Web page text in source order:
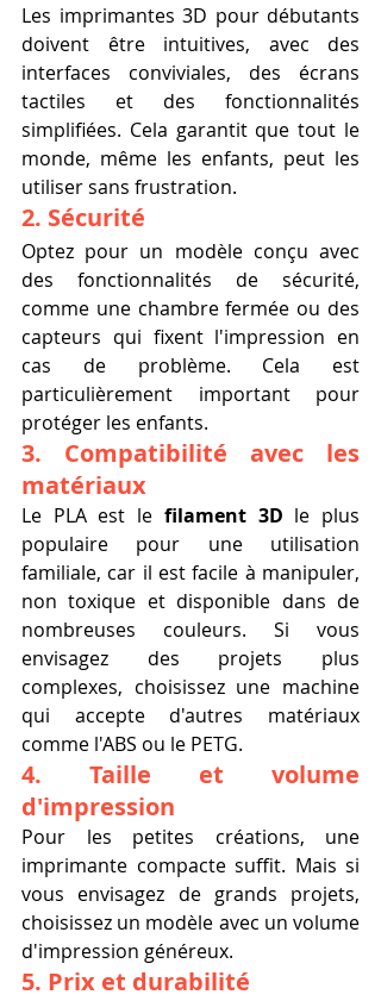
Les imprimantes 3D pour débutants
doivent être intuitives, avec des
interfaces conviviales, des écrans
tactiles et des fonctionnalités
simplifiées. Cela garantit que tout le
monde, même les enfants, peut les
utiliser sans frustration.
2. Sécurité
Optez pour un modèle conçu avec
des fonctionnalités de sécurité,
comme une chambre fermée ou des
capteurs qui fixent l'impression en
cas de problème. Cela est
particulièrement important pour
protéger les enfants.
3. Compatibilité avec les
matériaux
Le PLA est le filament 3D le plus
populaire pour une utilisation
familiale, car il est facile à manipuler,
non toxique et disponible dans de
nombreuses couleurs. Si vous
envisagez des projets plus
complexes, choisissez une machine
qui accepte d'autres matériaux
comme l'ABS ou le PETG.
4. Taille et volume
d'impression
Pour les petites créations, une
imprimante compacte suffit. Mais si
vous envisagez de grands projets,
choisissez un modèle avec un volume
d'impression généreux.
5. Prix et durabilité